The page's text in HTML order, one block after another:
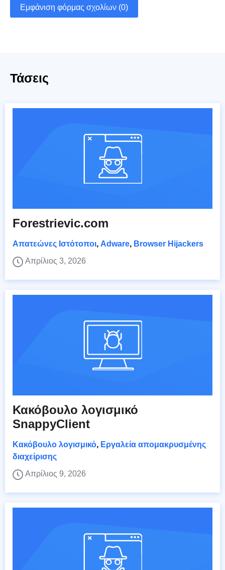
Εμφάνιση φόρμας σχολίων (0)
Τάσεις
Forestrievic.com
Απατεώνες Ιστότοποι, Adware, Browser Hijackers
Απρίλιος 3, 2026
Κακόβουλο λογισμικό
SnappyClient
Κακόβουλο λογισμικό, Εργαλεία απομακρυσμένης
διαχείρισης
Απρίλιος 9, 2026